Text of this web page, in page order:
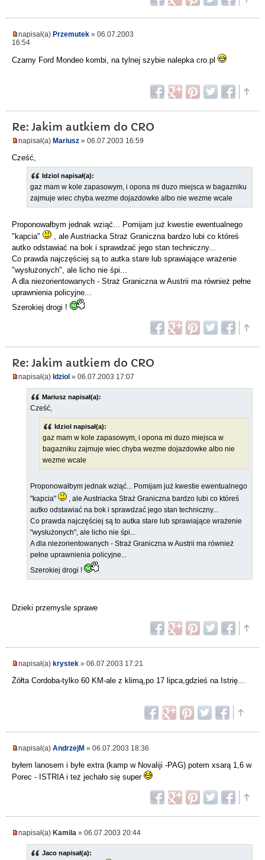
napisał(a) Przemutek » 06.07.2003
16:54
Czarny Ford Mondeo kombi, na tylnej szybie nalepka cro.pl
Re: Jakim autkiem do CRO
napisał(a) Mariusz » 06.07.2003 16:59
Cześć,
Idziol napisał(a):
gaz mam w kole zapasowym, i opona mi duzo miejsca w bagazniku
zajmuje wiec chyba wezme dojazdowke albo nie wezme wcale
Proponowałbym jednak wziąć... Pomijam już kwestie ewentualnego
"kapcia"
, ale Austriacka Straż Graniczna bardzo lubi co któreś
autko odstawiać na bok i sprawdzać jego stan techniczny...
Co prawda najczęściej są to autka stare lub sprawiające wrażenie
"wysłużonych", ale licho nie śpi...
A dla niezorientowanych - Straż Graniczna w Austrii ma również pełne
uprawnienia policyjne...
Szerokiej drogi !
Re: Jakim autkiem do CRO
napisał(a) Idziol » 06.07.2003 17:07
Mariusz napisał(a):
Cześć,
Idziol napisał(a):
gaz mam w kole zapasowym, i opona mi duzo miejsca w
bagazniku zajmuje wiec chyba wezme dojazdowke albo nie
wezme wcale
Proponowałbym jednak wziąć... Pomijam już kwestie ewentualnego
"kapcia"
, ale Austriacka Straż Graniczna bardzo lubi co któreś
autko odstawiać na bok i sprawdzać jego stan techniczny...
Co prawda najczęściej są to autka stare lub sprawiające wrażenie
"wysłużonych", ale licho nie śpi...
A dla niezorientowanych - Straż Graniczna w Austrii ma również
pełne uprawnienia policyjne...
Szerokiej drogi !
Dzieki przemysle sprawe
napisał(a) krystek » 06.07.2003 17:21
Żółta Cordoba-tylko 60 KM-ale z klimą,po 17 lipca,gdzieś na Istrię...
napisał(a) AndrzejM » 06.07.2003 18:36
byłem lanosem i byłe extra (kamp w Novaliji -PAG) potem xsarą 1,6 w
Porec - ISTRIA i też jechało się super
napisał(a) Kamila » 06.07.2003 20:44
Jaco napisał(a):